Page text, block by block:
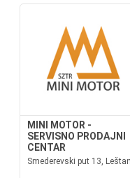
MINI MOTOR -
SERVISNO PRODAJNI
CENTAR
Smederevski put 13,